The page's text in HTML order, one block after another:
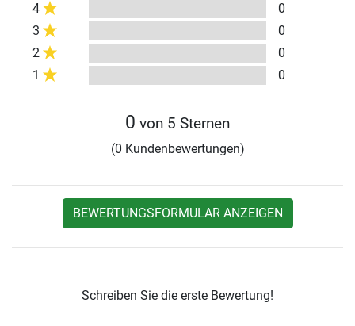
4
0
3
0
2
0
1
0
0 von 5 Sternen
(0 Kundenbewertungen)
BEWERTUNGSFORMULAR ANZEIGEN
Schreiben Sie die erste Bewertung!